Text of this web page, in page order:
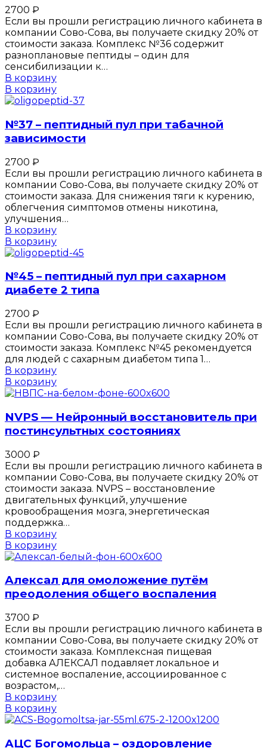
2700 ₽
Если вы прошли регистрацию личного кабинета в
компании Сово-Сова, вы получаете скидку 20% от
стоимости заказа. Комплекс №36 содержит
разноплановые пептиды – один для
сенсибилизации к…
В корзину
В корзину
№37 – пептидный пул при табачной
зависимости
2700 ₽
Если вы прошли регистрацию личного кабинета в
компании Сово-Сова, вы получаете скидку 20% от
стоимости заказа. Для снижения тяги к курению,
облегчения симптомов отмены никотина,
улучшения…
В корзину
В корзину
№45 – пептидный пул при сахарном
диабете 2 типа
2700 ₽
Если вы прошли регистрацию личного кабинета в
компании Сово-Сова, вы получаете скидку 20% от
стоимости заказа. Комплекс №45 рекомендуется
для людей с сахарным диабетом типа 1…
В корзину
В корзину
NVPS — Нейронный восстановитель при
постинсультных состояниях
3000 ₽
Если вы прошли регистрацию личного кабинета в
компании Сово-Сова, вы получаете скидку 20% от
стоимости заказа. NVPS – восстановление
двигательных функций, улучшение
кровообращения мозга, энергетическая
поддержка…
В корзину
В корзину
Алексал для омоложение путём
преодоления общего воспаления
3700 ₽
Если вы прошли регистрацию личного кабинета в
компании Сово-Сова, вы получаете скидку 20% от
стоимости заказа. Комплексная пищевая
добавка АЛЕКСАЛ подавляет локальное и
системное воспаление, ассоциированное с
возрастом,…
В корзину
В корзину
АЦС Богомольца – оздоровление